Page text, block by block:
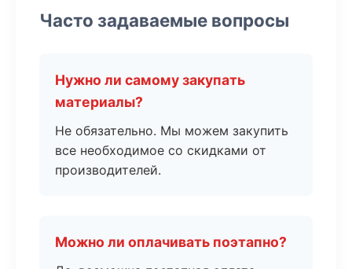
Часто задаваемые вопросы
Нужно ли самому закупать
материалы?
Не обязательно. Мы можем закупить
все необходимое со скидками от
производителей.
Можно ли оплачивать поэтапно?